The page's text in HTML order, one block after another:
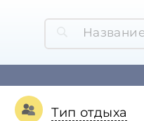
Тип отдыха